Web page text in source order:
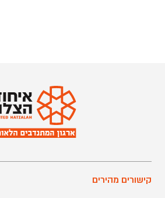
קישורים מהירים